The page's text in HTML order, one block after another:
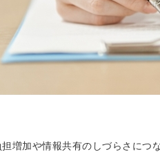
増加や情報共有のしづらさにつ